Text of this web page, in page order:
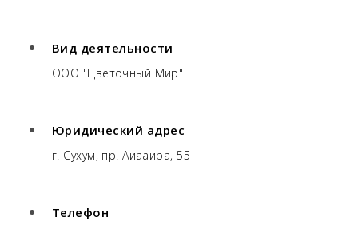
Вид деятельности
ООО "Цветочный Мир"
Юридический адрес
г. Сухум, пр. Аиааира, 55
Телефон